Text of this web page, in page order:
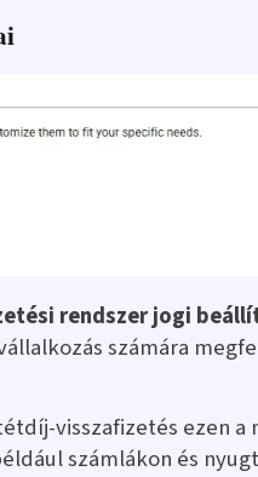
rendszer jogi
számára
visszafizetés ezen a
számlákon és